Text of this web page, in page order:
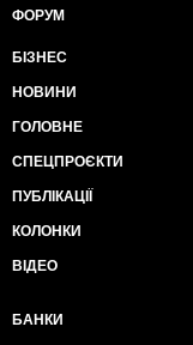
ФОРУМ
БІЗНЕС
НОВИНИ
ГОЛОВНЕ
СПЕЦПРОЄКТИ
ПУБЛІКАЦІЇ
КОЛОНКИ
ВІДЕО
БАНКИ